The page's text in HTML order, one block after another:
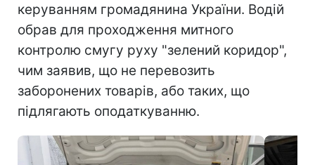
керуванням громадянина України. Водій
обрав для проходження митного
контролю смугу руху "зелений коридор",
чим заявив, що не перевозить
заборонених товарів, або таких, що
підлягають оподаткуванню.